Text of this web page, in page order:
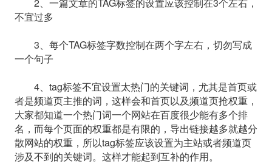
不宜过多
3、每个TAG标签字数控制在两个字左右，切勿写成
一个句子
4、tag标签不宜设置太热门的关键词，尤其是首页或
者是频道页主推的词，这样会和首页以及频道页抢权重，
大家都知道一个热门词一个网站在百度很少能有多个排
名，而每个页面的权重都是有限的，导出链接越多就越分
散网站的权重，所以tag标签应该设置为主站或者频道页
涉及不到的关键词。这样才能起到互补的作用。